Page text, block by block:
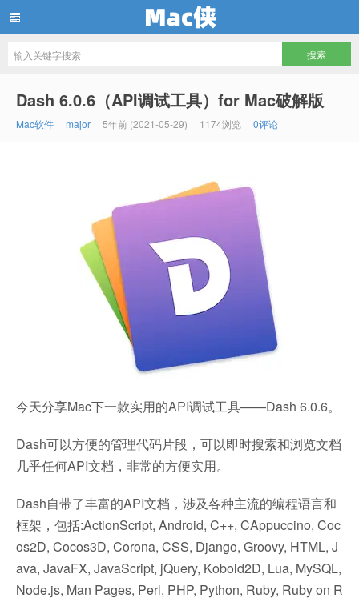
Dash 6.0.6（API调试工具）for Mac破解版
Mac软件 major 5年前 (2021-05-29) 1174浏览 0评论
今天分享Mac下一款实用的API调试工具——Dash 6.0.6。
Dash可以方便的管理代码片段，可以即时搜索和浏览文档
几乎任何API文档，非常的方便实用。
Dash自带了丰富的API文档，涉及各种主流的编程语言和
框架，包括:ActionScript, Android, C++, CAppuccino, Coc
os2D, Cocos3D, Corona, CSS, Django, Groovy, HTML, J
ava, JavaFX, JavaScript, jQuery, Kobold2D, Lua, MySQL,
Node.js, Man Pages, Perl, PHP, Python, Ruby, Ruby on R